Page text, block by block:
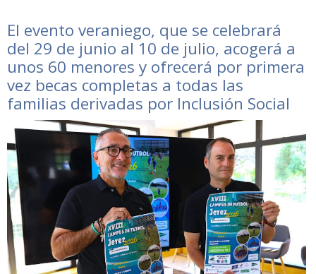
El evento veraniego, que se celebrará
del 29 de junio al 10 de julio, acogerá a
unos 60 menores y ofrecerá por primera
vez becas completas a todas las
familias derivadas por Inclusión Social